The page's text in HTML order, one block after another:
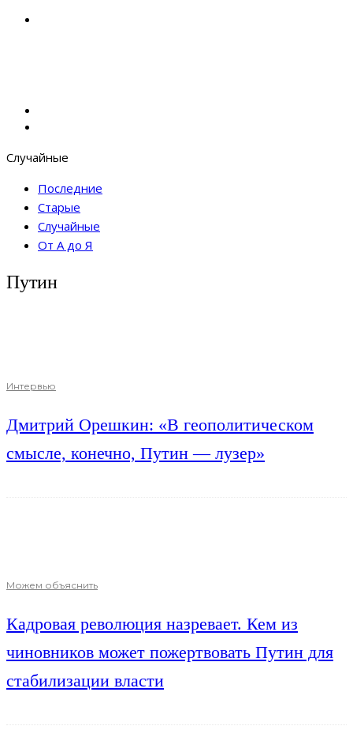
Случайные
Последние
Старые
Случайные
От А до Я
Путин
Интервью
Дмитрий Орешкин: «В геополитическом
смысле, конечно, Путин — лузер»
Можем объяснить
Кадровая революция назревает. Кем из
чиновников может пожертвовать Путин для
стабилизации власти